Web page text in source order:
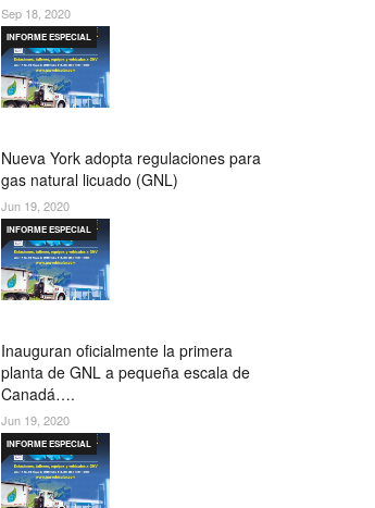
Sep 18, 2020
Nueva York adopta regulaciones para
gas natural licuado (GNL)
INFORME ESPECIAL
Jun 19, 2020
Inauguran oficialmente la primera
planta de GNL a pequeña escala de
Canadá….
INFORME ESPECIAL
Jun 19, 2020
INFORME ESPECIAL